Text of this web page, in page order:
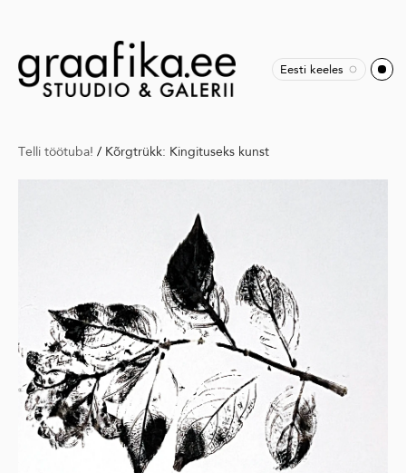
Eesti keeles
Telli töötuba! / Kõrgtrükk: Kingituseks kunst